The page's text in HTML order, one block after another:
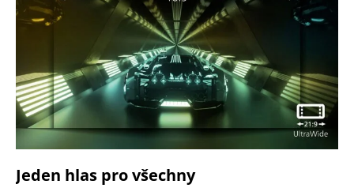
Jeden hlas pro všechny